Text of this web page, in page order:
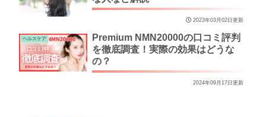
2023年03月02日更新
ヘルスケア
Premium NMN20000の口コミ評判
を徹底調査！実際の効果はどうな
の？
2024年09月17日更新